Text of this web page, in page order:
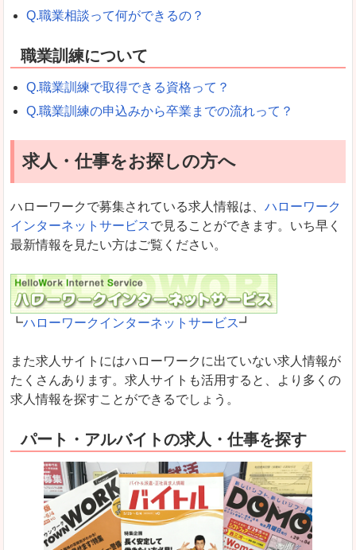
Q.職業相談って何ができるの？
職業訓練について
Q.職業訓練で取得できる資格って？
Q.職業訓練の申込みから卒業までの流れって？
求人・仕事をお探しの方へ
ハローワークで募集されている求人情報は、 ハローワーク
インターネットサービスで見ることができます。いち早く
最新情報を見たい方はご覧ください。
┗ハローワークインターネットサービス┛
また求人サイトにはハローワークに出ていない求人情報が
たくさんあります。求人サイトも活用すると、より多くの
求人情報を探すことができるでしょう。
パート・アルバイトの求人・仕事を探す